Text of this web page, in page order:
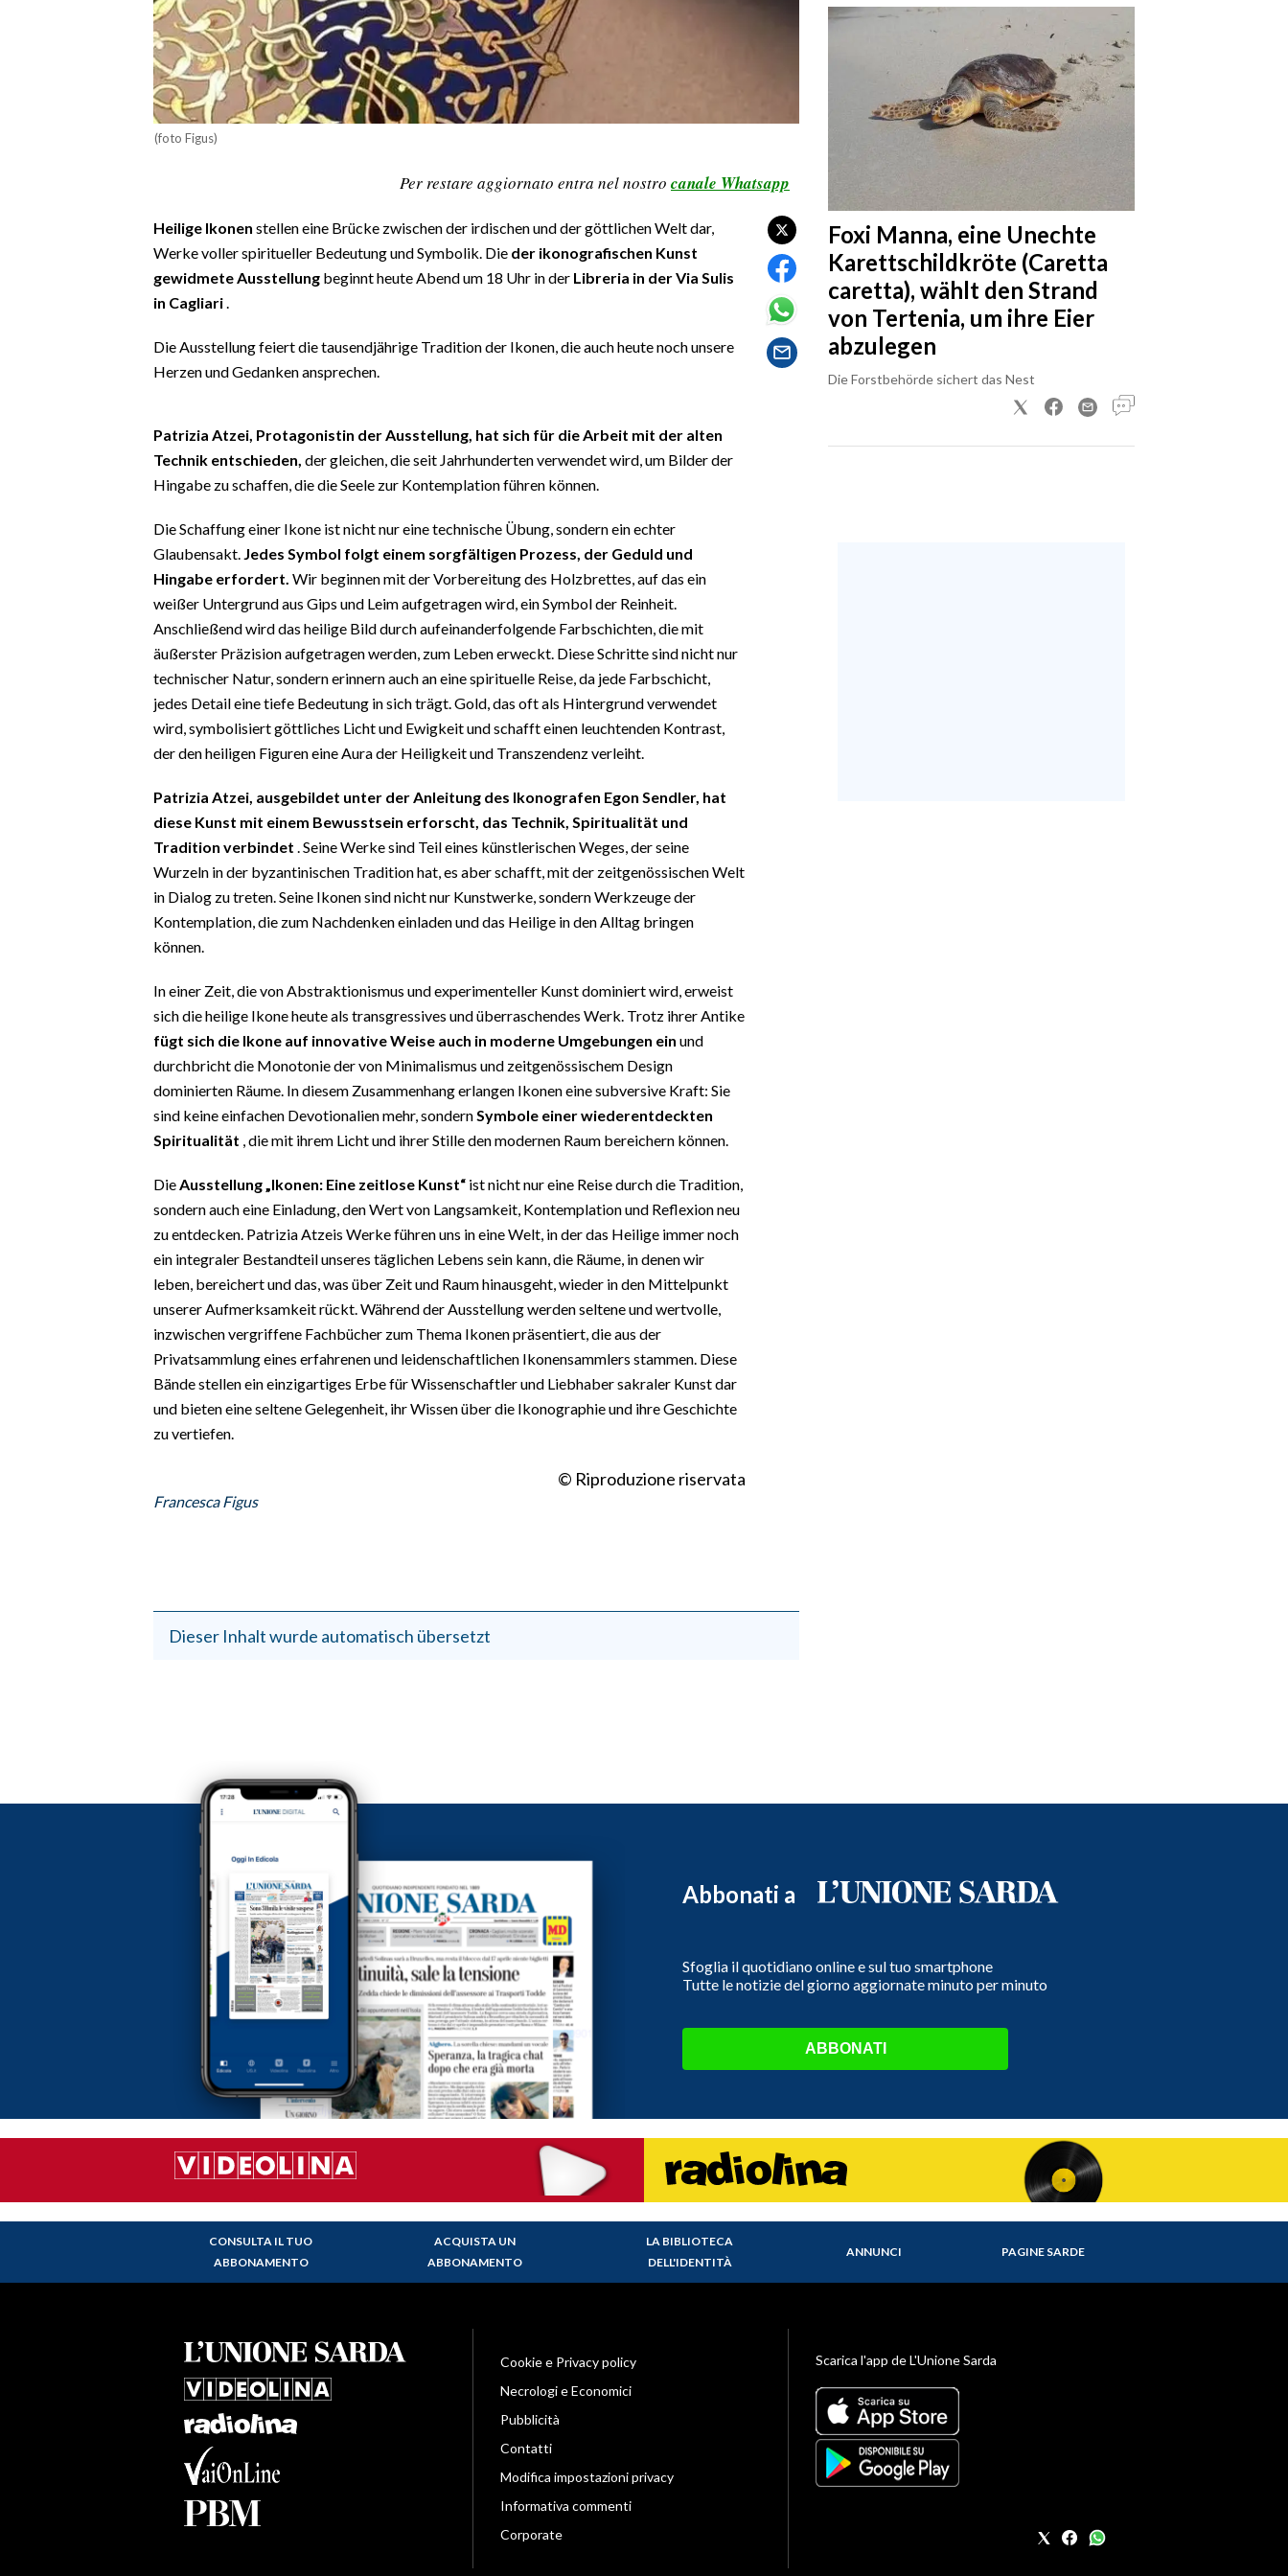
(foto Figus)
Per restare aggiornato entra nel nostro canale Whatsapp
Heilige Ikonen stellen eine Brücke zwischen der irdischen und der göttlichen Welt dar,
Werke voller spiritueller Bedeutung und Symbolik. Die der ikonografischen Kunst
gewidmete Ausstellung beginnt heute Abend um 18 Uhr in der Libreria in der Via Sulis
in Cagliari.
Die Ausstellung feiert die tausendjährige Tradition der Ikonen, die auch heute noch unsere
Herzen und Gedanken ansprechen.
Patrizia Atzei, Protagonistin der Ausstellung, hat sich für die Arbeit mit der alten
Technik entschieden, der gleichen, die seit Jahrhunderten verwendet wird, um Bilder der
Hingabe zu schaffen, die die Seele zur Kontemplation führen können.
Die Schaffung einer Ikone ist nicht nur eine technische Übung, sondern ein echter
Glaubensakt. Jedes Symbol folgt einem sorgfältigen Prozess, der Geduld und
Hingabe erfordert. Wir beginnen mit der Vorbereitung des Holzbrettes, auf das ein
weißer Untergrund aus Gips und Leim aufgetragen wird, ein Symbol der Reinheit.
Anschließend wird das heilige Bild durch aufeinanderfolgende Farbschichten, die mit
äußerster Präzision aufgetragen werden, zum Leben erweckt. Diese Schritte sind nicht nur
technischer Natur, sondern erinnern auch an eine spirituelle Reise, da jede Farbschicht,
jedes Detail eine tiefe Bedeutung in sich trägt. Gold, das oft als Hintergrund verwendet
wird, symbolisiert göttliches Licht und Ewigkeit und schafft einen leuchtenden Kontrast,
der den heiligen Figuren eine Aura der Heiligkeit und Transzendenz verleiht.
Patrizia Atzei, ausgebildet unter der Anleitung des Ikonografen Egon Sendler, hat
diese Kunst mit einem Bewusstsein erforscht, das Technik, Spiritualität und
Tradition verbindet . Seine Werke sind Teil eines künstlerischen Weges, der seine
Wurzeln in der byzantinischen Tradition hat, es aber schafft, mit der zeitgenössischen Welt
in Dialog zu treten. Seine Ikonen sind nicht nur Kunstwerke, sondern Werkzeuge der
Kontemplation, die zum Nachdenken einladen und das Heilige in den Alltag bringen
können.
In einer Zeit, die von Abstraktionismus und experimenteller Kunst dominiert wird, erweist
sich die heilige Ikone heute als transgressives und überraschendes Werk. Trotz ihrer Antike
fügt sich die Ikone auf innovative Weise auch in moderne Umgebungen ein und
durchbricht die Monotonie der von Minimalismus und zeitgenössischem Design
dominierten Räume. In diesem Zusammenhang erlangen Ikonen eine subversive Kraft: Sie
sind keine einfachen Devotionalien mehr, sondernSymbole einer wiederentdeckten
Spiritualität , die mit ihrem Licht und ihrer Stille den modernen Raum bereichern können.
DieAusstellung „Ikonen: Eine zeitlose Kunst“ ist nicht nur eine Reise durch die Tradition,
sondern auch eine Einladung, den Wert von Langsamkeit, Kontemplation und Reflexion neu
zu entdecken. Patrizia Atzeis Werke führen uns in eine Welt, in der das Heilige immer noch
ein integraler Bestandteil unseres täglichen Lebens sein kann, die Räume, in denen wir
leben, bereichert und das, was über Zeit und Raum hinausgeht, wieder in den Mittelpunkt
unserer Aufmerksamkeit rückt. Während der Ausstellung werden seltene und wertvolle,
inzwischen vergriffene Fachbücher zum Thema Ikonen präsentiert, die aus der
Privatsammlung eines erfahrenen und leidenschaftlichen Ikonensammlers stammen. Diese
Bände stellen ein einzigartiges Erbe für Wissenschaftler und Liebhaber sakraler Kunst dar
und bieten eine seltene Gelegenheit, ihr Wissen über die Ikonographie und ihre Geschichte
zu vertiefen.
© Riproduzione riservata
Francesca Figus
Dieser Inhalt wurde automatisch übersetzt
Foxi Manna, eine Unechte
Karettschildkröte (Caretta
caretta), wählt den Strand
von Tertenia, um ihre Eier
abzulegen
Die Forstbehörde sichert das Nest
Abbonati a
Sfoglia il quotidiano online e sul tuo smartphone
Tutte le notizie del giorno aggiornate minuto per minuto
ABBONATI
CONSULTA IL TUO
ABBONAMENTO
ACQUISTA UN
ABBONAMENTO
LA BIBLIOTECA
DELL'IDENTITÀ
ANNUNCI PAGINE SARDE
Cookie e Privacy policy
Necrologi e Economici
Pubblicità
Contatti
Modifica impostazioni privacy
Informativa commenti
Corporate
Scarica l'app de L'Unione Sarda